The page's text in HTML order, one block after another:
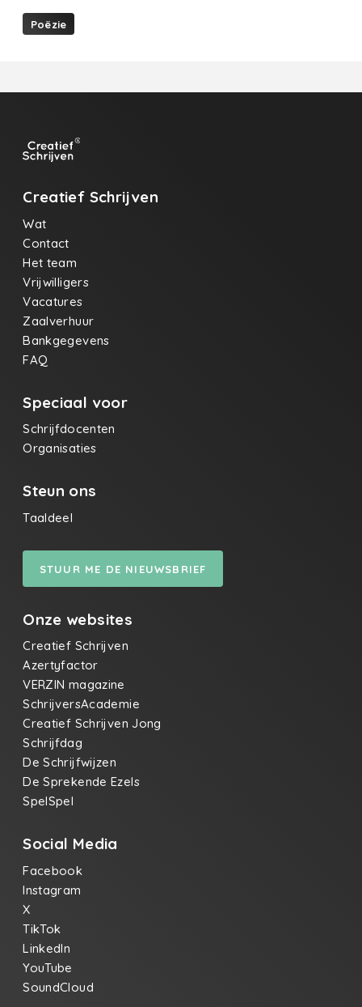
Poëzie
Creatief Schrijven
Wat
Contact
Het team
Vrijwilligers
Vacatures
Zaalverhuur
Bankgegevens
FAQ
Speciaal voor
Schrijfdocenten
Organisaties
Steun ons
Taaldeel
STUUR ME DE NIEUWSBRIEF
Onze websites
Creatief Schrijven
Azertyfactor
VERZIN magazine
SchrijversAcademie
Creatief Schrijven Jong
Schrijfdag
De Schrijfwijzen
De Sprekende Ezels
SpelSpel
Social Media
Facebook
Instagram
X
TikTok
LinkedIn
YouTube
SoundCloud